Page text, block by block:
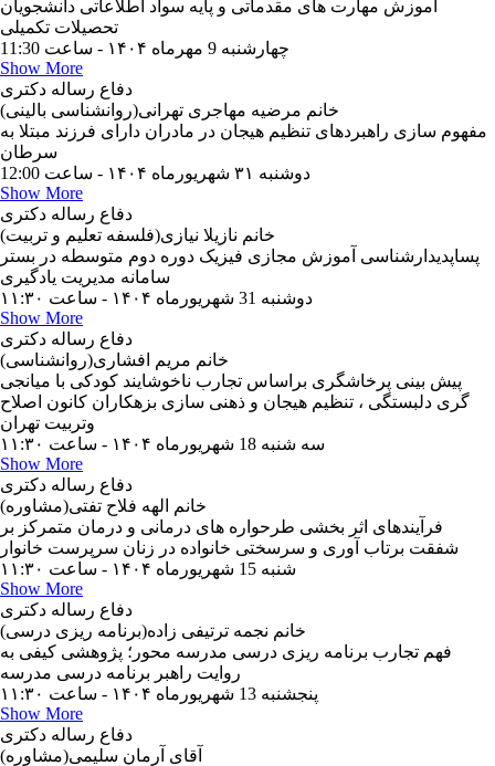
آموزش مهارت های مقدماتی و پایه سواد اطلاعاتی دانشجویان
تحصیلات تکمیلی
چهارشنبه 9 مهرماه ۱۴۰۴ - ساعت 11:30
Show More
دفاع رساله دکتری
خانم مرضیه مهاجری تهرانی(روانشناسی بالینی)
مفهوم سازی راهبردهای تنظیم هیجان در مادران دارای فرزند مبتلا به
سرطان
دوشنبه ۳۱ شهریورماه ۱۴۰۴ - ساعت 12:00
Show More
دفاع رساله دکتری
خانم نازیلا نیازی(فلسفه تعلیم و تربیت)
پساپدیدارشناسی آموزش مجازی فیزیک دوره دوم متوسطه در بستر
سامانه مدیریت یادگیری
دوشنبه 31 شهریورماه ۱۴۰۴ - ساعت ۱۱:۳۰
Show More
دفاع رساله دکتری
خانم مریم افشاری(روانشناسی)
پیش بینی پرخاشگری براساس تجارب ناخوشایند کودکی با میانجی
گری دلبستگی ، تنظیم هیجان و ذهنی سازی بزهکاران کانون اصلاح
وتربیت تهران
سه شنبه 18 شهریورماه ۱۴۰۴ - ساعت ۱۱:۳۰
Show More
دفاع رساله دکتری
خانم الهه فلاح تفتی(مشاوره)
فرآیندهای اثر بخشی طرحواره های درمانی و درمان متمرکز بر
شفقت برتاب آوری و سرسختی خانواده در زنان سرپرست خانوار
شنبه 15 شهریورماه ۱۴۰۴ - ساعت ۱۱:۳۰
Show More
دفاع رساله دکتری
خانم نجمه ترتیفی زاده(برنامه ریزی درسی)
فهم تجارب برنامه ریزی درسی مدرسه محور؛ پژوهشی کیفی به
پنجشنبه 13 شهریورماه ۱۴۰۴ - ساعت ۱۱:۳۰
Show More
دفاع رساله دکتری
آقای آرمان سلیمی(مشاوره)